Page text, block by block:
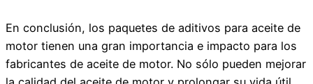
En conclusión, los paquetes de aditivos para aceite de
motor tienen una gran importancia e impacto para los
fabricantes de aceite de motor. No sólo pueden mejorar